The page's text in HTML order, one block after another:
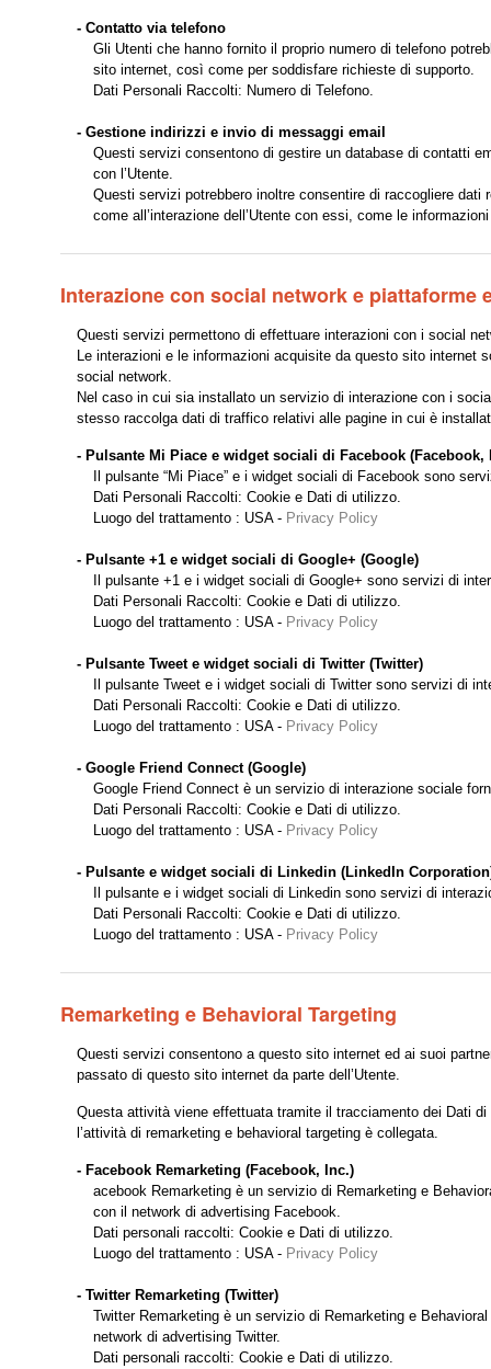
- Contatto via telefono
Gli Utenti che hanno fornito il proprio numero di telefono
sito internet, così come per soddisfare richieste di supporto.
Dati Personali Raccolti: Numero di Telefono.
- Gestione indirizzi e invio di messaggi email
Questi servizi consentono di gestire un database di contatti
con l’Utente.
Questi servizi potrebbero inoltre consentire di raccogliere dati
come all’interazione dell’Utente con essi, come le
Interazione con social network e piattaforme
Questi servizi permettono di effettuare interazioni con i social
Le interazioni e le informazioni acquisite da questo sito internet
social network.
Nel caso in cui sia installato un servizio di interazione con i
stesso raccolga dati di traffico relativi alle pagine in cui è
- Pulsante Mi Piace e widget sociali di Facebook (Facebook,
Il pulsante “Mi Piace” e i widget sociali di Facebook sono
Dati Personali Raccolti: Cookie e Dati di utilizzo.
Luogo del trattamento : USA - Privacy Policy
- Pulsante +1 e widget sociali di Google+ (Google)
Il pulsante +1 e i widget sociali di Google+ sono servizi di
Dati Personali Raccolti: Cookie e Dati di utilizzo.
Luogo del trattamento : USA - Privacy Policy
- Pulsante Tweet e widget sociali di Twitter (Twitter)
Il pulsante Tweet e i widget sociali di Twitter sono servizi di
Dati Personali Raccolti: Cookie e Dati di utilizzo.
Luogo del trattamento : USA - Privacy Policy
- Google Friend Connect (Google)
Google Friend Connect è un servizio di interazione sociale
Dati Personali Raccolti: Cookie e Dati di utilizzo.
Luogo del trattamento : USA - Privacy Policy
- Pulsante e widget sociali di Linkedin (LinkedIn
Il pulsante e i widget sociali di Linkedin sono servizi di
Dati Personali Raccolti: Cookie e Dati di utilizzo.
Luogo del trattamento : USA - Privacy Policy
Remarketing e Behavioral Targeting
Questi servizi consentono a questo sito internet ed ai suoi
passato di questo sito internet da parte dell’Utente.
Questa attività viene effettuata tramite il tracciamento dei Dati
l’attività di remarketing e behavioral targeting è collegata.
- Facebook Remarketing (Facebook, Inc.)
acebook Remarketing è un servizio di Remarketing e
con il network di advertising Facebook.
Dati personali raccolti: Cookie e Dati di utilizzo.
Luogo del trattamento : USA - Privacy Policy
- Twitter Remarketing (Twitter)
Twitter Remarketing è un servizio di Remarketing e
network di advertising Twitter.
Dati personali raccolti: Cookie e Dati di utilizzo.